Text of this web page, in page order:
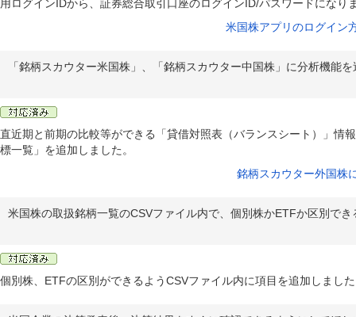
用ログインIDから、証券総合取引口座のログインID/パスワードになり
米国株アプリのログイン
「銘柄スカウター米国株」、「銘柄スカウター中国株」に分析機能
直近期と前期の比較等ができる「貸借対照表（バランスシート）」情
標一覧」を追加しました。
銘柄スカウター外国株
米国株の取扱銘柄一覧のCSVファイル内で、個別株かETFか区別で
個別株、ETFの区別ができるようCSVファイル内に項目を追加しまし